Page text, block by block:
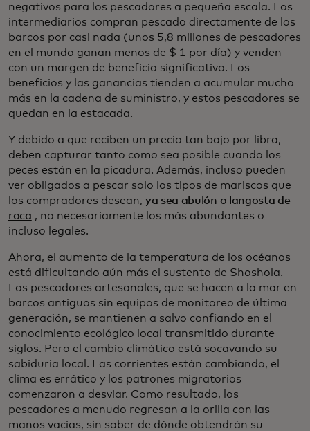
negativos para los pescadores a pequeña escala. Los
intermediarios compran pescado directamente de los
barcos por casi nada (unos 5,8 millones de pescadores
en el mundo ganan menos de $ 1 por día) y venden
con un margen de beneficio significativo. Los
beneficios y las ganancias tienden a acumular mucho
más en la cadena de suministro, y estos pescadores se
quedan en la estacada.
Y debido a que reciben un precio tan bajo por libra,
deben capturar tanto como sea posible cuando los
peces están en la picadura. Además, incluso pueden
ver obligados a pescar solo los tipos de mariscos que
los compradores desean, ya sea abulón o langosta de
roca , no necesariamente los más abundantes o
incluso legales.
Ahora, el aumento de la temperatura de los océanos
está dificultando aún más el sustento de Shoshola.
Los pescadores artesanales, que se hacen a la mar en
barcos antiguos sin equipos de monitoreo de última
generación, se mantienen a salvo confiando en el
conocimiento ecológico local transmitido durante
siglos. Pero el cambio climático está socavando su
sabiduría local. Las corrientes están cambiando, el
clima es errático y los patrones migratorios
comenzaron a desviar. Como resultado, los
pescadores a menudo regresan a la orilla con las
manos vacías, sin saber de dónde obtendrán su